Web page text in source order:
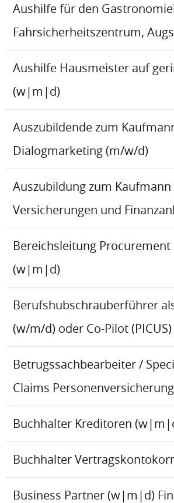
Aushilfe für den
Fahrsicherheitszentrum,
Aushilfe Hausmeister auf
(w|m|d)
Auszubildende zum
Dialogmarketing (m/w/d)
Auszubildung zum
Versicherungen und
Bereichsleitung Procurement
(w|m|d)
Berufshubschrauberführer
(w/m/d) oder Co-Pilot
Betrugssachbearbeiter /
Claims
Buchhalter Kreditoren
Buchhalter
Business Partner (w|m|d)